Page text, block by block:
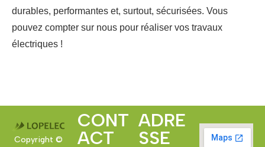
durables, performantes et, surtout, sécurisées. Vous
pouvez compter sur nous pour réaliser vos travaux
électriques !
Copyright ©
CONT
ACT
ADRE
SSE